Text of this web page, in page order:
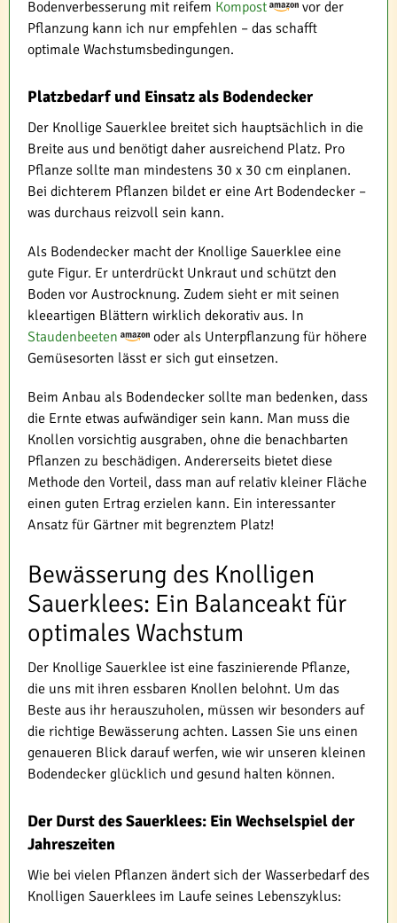
Bodenverbesserung mit reifem Kompost
vor der
Pflanzung kann ich nur empfehlen – das schafft
optimale Wachstumsbedingungen.
Platzbedarf und Einsatz als Bodendecker
Der Knollige Sauerklee breitet sich hauptsächlich in die
Breite aus und benötigt daher ausreichend Platz. Pro
Pflanze sollte man mindestens 30 x 30 cm einplanen.
Bei dichterem Pflanzen bildet er eine Art Bodendecker –
was durchaus reizvoll sein kann.
Als Bodendecker macht der Knollige Sauerklee eine
gute Figur. Er unterdrückt Unkraut und schützt den
Boden vor Austrocknung. Zudem sieht er mit seinen
kleeartigen Blättern wirklich dekorativ aus. In
Staudenbeeten
oder als Unterpflanzung für höhere
Gemüsesorten lässt er sich gut einsetzen.
Beim Anbau als Bodendecker sollte man bedenken, dass
die Ernte etwas aufwändiger sein kann. Man muss die
Knollen vorsichtig ausgraben, ohne die benachbarten
Pflanzen zu beschädigen. Andererseits bietet diese
Methode den Vorteil, dass man auf relativ kleiner Fläche
einen guten Ertrag erzielen kann. Ein interessanter
Ansatz für Gärtner mit begrenztem Platz!
Bewässerung des Knolligen
Sauerklees: Ein Balanceakt für
optimales Wachstum
Der Knollige Sauerklee ist eine faszinierende Pflanze,
die uns mit ihren essbaren Knollen belohnt. Um das
Beste aus ihr herauszuholen, müssen wir besonders auf
die richtige Bewässerung achten. Lassen Sie uns einen
genaueren Blick darauf werfen, wie wir unseren kleinen
Bodendecker glücklich und gesund halten können.
Der Durst des Sauerklees: Ein Wechselspiel der
Jahreszeiten
Wie bei vielen Pflanzen ändert sich der Wasserbedarf des
Knolligen Sauerklees im Laufe seines Lebenszyklus: